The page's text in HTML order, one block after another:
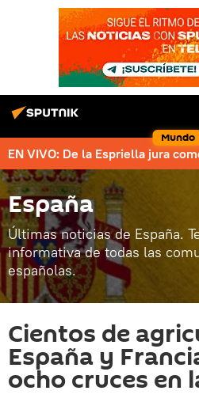
Mundo
EN VIVO: De la Espriella jura
España
Últimas noticias de España.
informativa de todas las
españolas.
Cientos de
España y
ocho cruces en